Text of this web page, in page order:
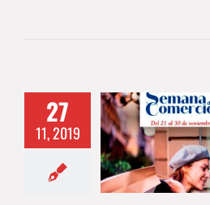
27
11, 2019
del Comercio
Compras